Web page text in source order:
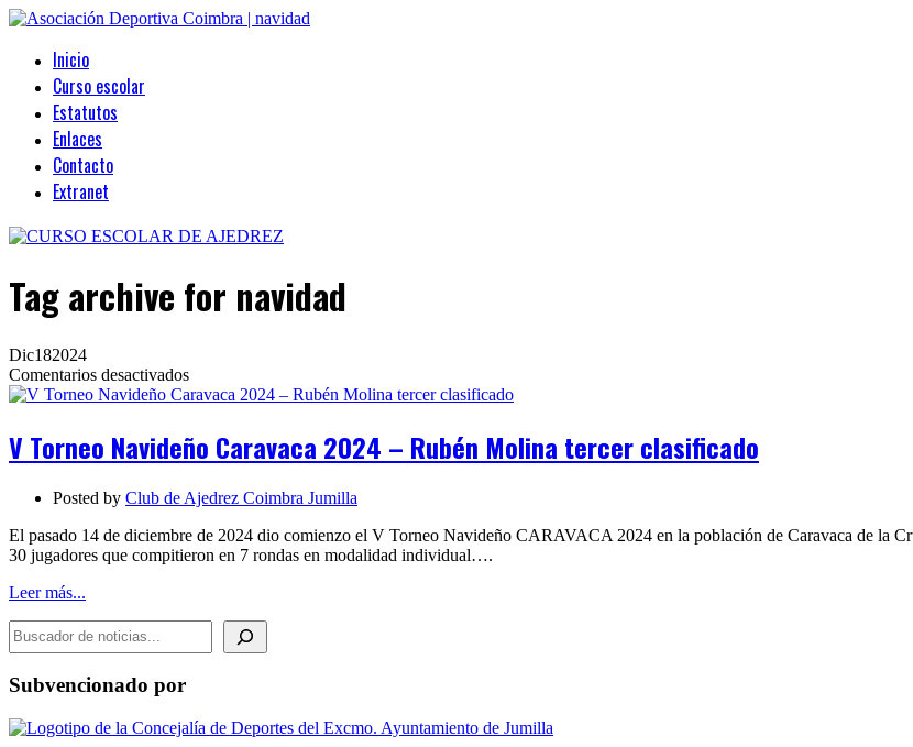
Inicio
Curso escolar
Estatutos
Enlaces
Contacto
Extranet
Tag archive for navidad
Dic182024
Comentarios desactivadosen
V
Caravaca
–
Rubén
Molina
tercer
V Torneo Navideño Caravaca 2024 – Rubén Molina tercer clasificado
Posted by Club de Ajedrez Coimbra Jumilla
El pasado 14 de diciembre de 2024 dio comienzo el V Torneo Navideño CARAVACA 2024 en la población de Caravaca de la
30 jugadores que compitieron en 7 rondas en modalidad individual….
Leer más...
BUSCADOR DE NOTICIAS
Subvencionado por